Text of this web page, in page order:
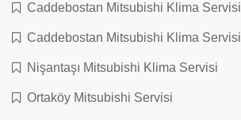
Caddebostan Mitsubishi Klima Servisi
Caddebostan Mitsubishi Klima Servisi
Nişantaşı Mitsubishi Klima Servisi
Ortaköy Mitsubishi Servisi